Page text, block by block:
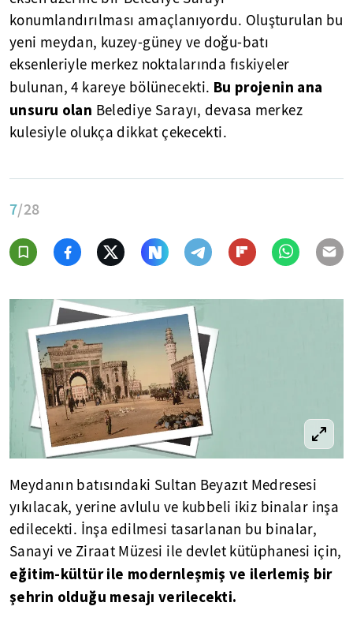
konumlandırılması amaçlanıyordu. Oluşturulan bu
yeni meydan, kuzey-güney ve doğu-batı
eksenleriyle merkez noktalarında fıskiyeler
bulunan, 4 kareye bölünecekti. Bu projenin ana
unsuru olan Belediye Sarayı, devasa merkez
kulesiyle olukça dikkat çekecekti.
7/28
Meydanın batısındaki Sultan Beyazıt Medresesi
yıkılacak, yerine avlulu ve kubbeli ikiz binalar inşa
edilecekti. İnşa edilmesi tasarlanan bu binalar,
Sanayi ve Ziraat Müzesi ile devlet kütüphanesi için,
eğitim-kültür ile modernleşmiş ve ilerlemiş bir
şehrin olduğu mesajı verilecekti.